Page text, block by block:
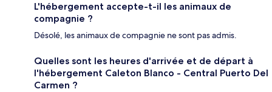
L'hébergement accepte-t-il les animaux de
compagnie ?
Désolé, les animaux de compagnie ne sont pas admis.
Quelles sont les heures d'arrivée et de départ à
l'hébergement Caleton Blanco - Central Puerto Del
Carmen ?